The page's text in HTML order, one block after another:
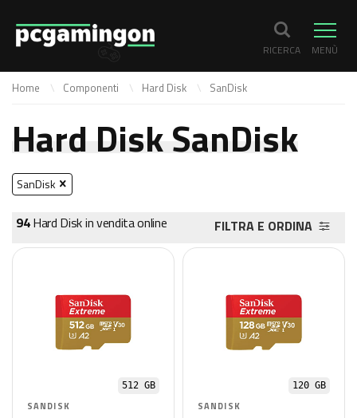
RICERCA MENÙ
Home Componenti Hard Disk SanDisk
Hard Disk SanDisk
SanDisk
94Hard Disk in vendita online FILTRA E ORDINA
512 GB
SANDISK
120 GB
SANDISK